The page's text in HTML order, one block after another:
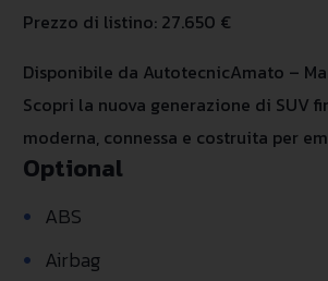
Prezzo di listino: 27.650 €
Disponibile da AutotecnicAmato –
Scopri la nuova generazione di SUV
moderna, connessa e costruita per
Optional
• ABS
• Airbag